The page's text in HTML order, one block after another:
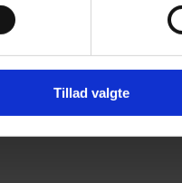
Tillad valgte